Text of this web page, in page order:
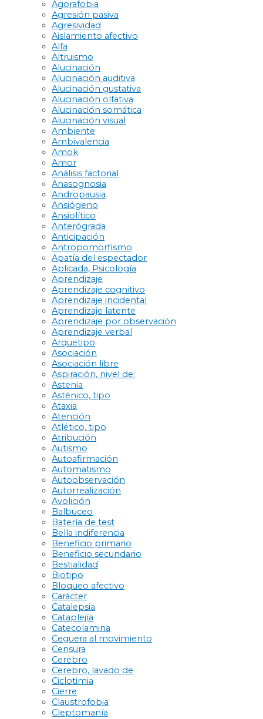
Agorafobia
Agresión pasiva
Agresividad
Aislamiento afectivo
Alfa
Altruismo
Alucinación
Alucinación auditiva
Alucinación gustativa
Alucinación olfativa
Alucinación somática
Alucinación visual
Ambiente
Ambivalencia
Amok
Amor
Análisis factorial
Anasognosia
Andropausia
Ansiógeno
Ansiolítico
Anterógrada
Anticipación
Antropomorfismo
Apatía del espectador
Aplicada, Psicología
Aprendizaje
Aprendizaje cognitivo
Aprendizaje incidental
Aprendizaje latente
Aprendizaje por observación
Aprendizaje verbal
Arquetipo
Asociación
Asociación libre
Aspiración, nivel de:
Astenia
Asténico, tipo
Ataxia
Atención
Atlético, tipo
Atribución
Autismo
Autoafirmación
Automatismo
Autoobservación
Autorrealización
Avolición
Balbuceo
Batería de test
Bella indiferencia
Beneficio primario
Beneficio secundario
Bestialidad
Biotipo
Bloqueo afectivo
Carácter
Catalepsia
Cataplejía
Catecolamina
Ceguera al movimiento
Censura
Cerebro
Cerebro, lavado de
Ciclotimia
Cierre
Claustrofobia
Cleptomanía